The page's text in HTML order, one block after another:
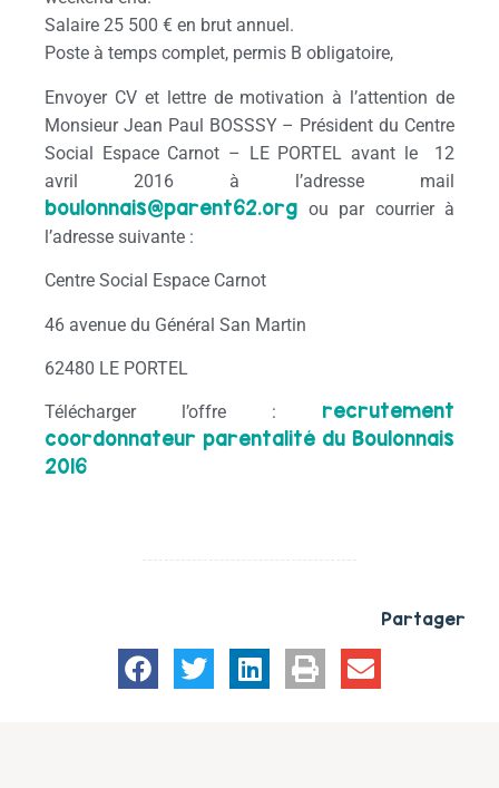
Salaire 25 500 € en brut annuel.
Poste à temps complet, permis B obligatoire,
Envoyer CV et lettre de motivation à l’attention de
Monsieur Jean Paul BOSSSY – Président du Centre
Social Espace Carnot – LE PORTEL avant le 12
avril 2016 à l’adresse mail
boulonnais@parent62.org ou par courrier à
l’adresse suivante :
Centre Social Espace Carnot
46 avenue du Général San Martin
62480 LE PORTEL
Télécharger l’offre : recrutement
coordonnateur parentalité du Boulonnais
2016
Partager